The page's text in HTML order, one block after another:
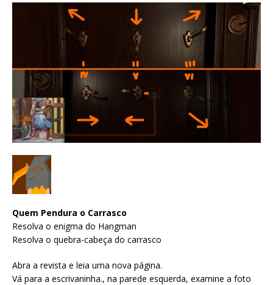
Quem Pendura o Carrasco
Resolva o enigma do Hangman
Resolva o quebra-cabeça do carrasco
Abra a revista e leia uma nova página.
Vá para a escrivaninha., na parede esquerda, examine a foto